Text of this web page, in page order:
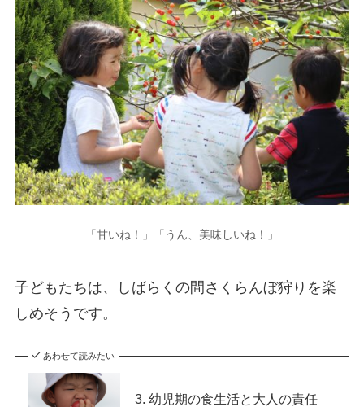
「甘いね！」「うん、美味しいね！」
子どもたちは、しばらくの間さくらんぼ狩りを楽
しめそうです。
あわせて読みたい
3. 幼児期の食生活と大人の責任